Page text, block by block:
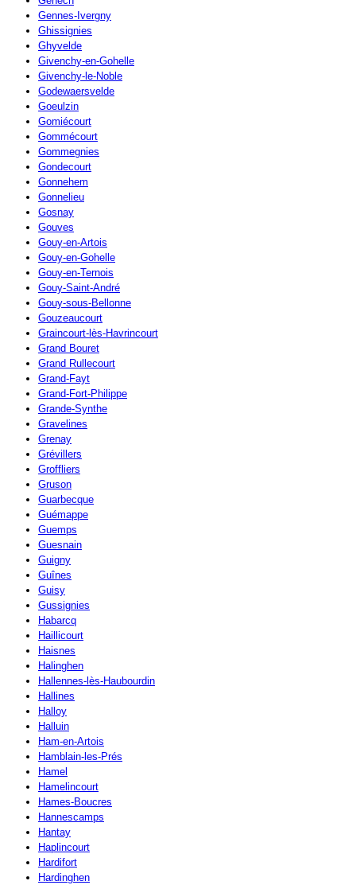
Gennes-Ivergny
Ghissignies
Ghyvelde
Givenchy-en-Gohelle
Givenchy-le-Noble
Godewaersvelde
Goeulzin
Gomiécourt
Gommécourt
Gommegnies
Gondecourt
Gonnehem
Gonnelieu
Gosnay
Gouves
Gouy-en-Artois
Gouy-en-Gohelle
Gouy-en-Ternois
Gouy-Saint-André
Gouy-sous-Bellonne
Gouzeaucourt
Graincourt-lès-Havrincourt
Grand Bouret
Grand Rullecourt
Grand-Fayt
Grand-Fort-Philippe
Grande-Synthe
Gravelines
Grenay
Grévillers
Groffliers
Gruson
Guarbecque
Guémappe
Guemps
Guesnain
Guigny
Guînes
Guisy
Gussignies
Habarcq
Haillicourt
Haisnes
Halinghen
Hallennes-lès-Haubourdin
Hallines
Halloy
Halluin
Ham-en-Artois
Hamblain-les-Prés
Hamel
Hamelincourt
Hames-Boucres
Hannescamps
Hantay
Haplincourt
Hardifort
Hardinghen